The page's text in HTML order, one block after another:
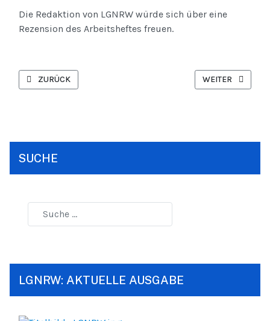
Die Redaktion von LGNRW würde sich über eine
Rezension des Arbeitsheftes freuen.
VORHERIGER BEITRAG: DER RÖMISCHE TRAUM – EINE ANNO-
ZURÜCK NÄCHSTER
WEITER
SUCHE
LGNRW: AKTUELLE AUSGABE